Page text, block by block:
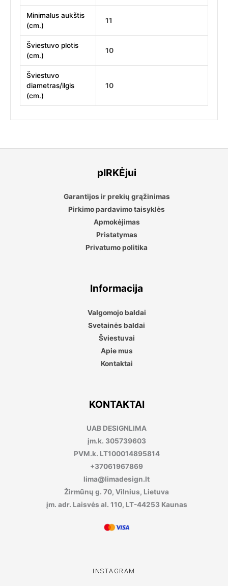
Minimalus aukštis
(cm.)
11
Šviestuvo plotis
(cm.)
10
Šviestuvo
diametras/ilgis
(cm.)
10
pIRKĖjui
Garantijos ir prekių grąžinimas
Pirkimo pardavimo taisyklės
Apmokėjimas
Pristatymas
Privatumo politika
Informacija
Valgomojo baldai
Svetainės baldai
Šviestuvai
Apie mus
Kontaktai
KONTAKTAI
UAB DESIGNLIMA
įm.k. 305739603
PVM.k. LT100014895814
+37061967869
lima@limadesign.lt
Žirmūnų g. 70, Vilnius, Lietuva
įm. adr. Laisvės al. 110, LT-44253 Kaunas
INSTAGRAM